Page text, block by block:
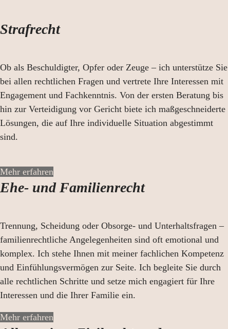
Strafrecht
Ob als Beschuldigter, Opfer oder Zeuge – ich unterstütze Sie
bei allen rechtlichen Fragen und vertrete Ihre Interessen mit
Engagement und Fachkenntnis. Von der ersten Beratung bis
hin zur Verteidigung vor Gericht biete ich maßgeschneiderte
Lösungen, die auf Ihre individuelle Situation abgestimmt
sind.
Mehr erfahren
Ehe- und Familienrecht
Trennung, Scheidung oder Obsorge- und Unterhaltsfragen –
familienrechtliche Angelegenheiten sind oft emotional und
komplex. Ich stehe Ihnen mit meiner fachlichen Kompetenz
und Einfühlungsvermögen zur Seite. Ich begleite Sie durch
alle rechtlichen Schritte und setze mich engagiert für Ihre
Interessen und die Ihrer Familie ein.
Mehr erfahren